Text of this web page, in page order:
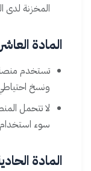
المخزنة لدى
المادة
تستخدم منصة
ونسخ
لا تتحمل
سوء استخدام
المادة